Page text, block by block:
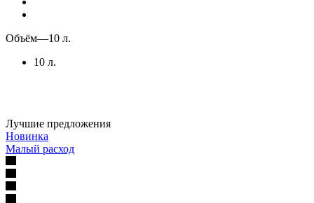
Объём—10 л.
10 л.
Лучшие предложения
Новинка
Малый расход